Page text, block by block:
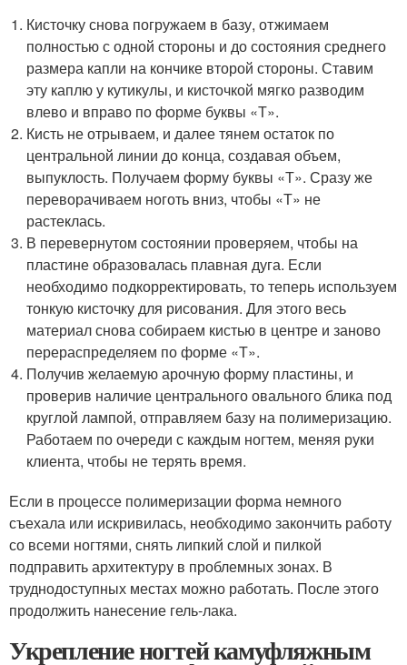
Кисточку снова погружаем в базу, отжимаем
полностью с одной стороны и до состояния среднего
размера капли на кончике второй стороны. Ставим
эту каплю у кутикулы, и кисточкой мягко разводим
влево и вправо по форме буквы «Т».
Кисть не отрываем, и далее тянем остаток по
центральной линии до конца, создавая объем,
выпуклость. Получаем форму буквы «Т». Сразу же
переворачиваем ноготь вниз, чтобы «Т» не
растеклась.
В перевернутом состоянии проверяем, чтобы на
пластине образовалась плавная дуга. Если
необходимо подкорректировать, то теперь используем
тонкую кисточку для рисования. Для этого весь
материал снова собираем кистью в центре и заново
перераспределяем по форме «Т».
Получив желаемую арочную форму пластины, и
проверив наличие центрального овального блика под
круглой лампой, отправляем базу на полимеризацию.
Работаем по очереди с каждым ногтем, меняя руки
клиента, чтобы не терять время.
Если в процессе полимеризации форма немного
съехала или искривилась, необходимо закончить работу
со всеми ногтями, снять липкий слой и пилкой
подправить архитектуру в проблемных зонах. В
труднодоступных местах можно работать. После этого
продолжить нанесение гель-лака.
Укрепление ногтей камуфляжным